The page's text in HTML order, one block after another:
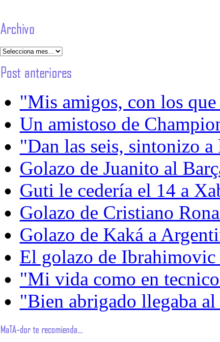
"Mis amigos, con los
Un amistoso de
"Dan las seis, sintonizo
Golazo de Juanito al
Guti le cedería el 14 a
Golazo de Cristiano
Golazo de Kaká a
El golazo de
"Mi vida como en
"Bien abrigado llegaba